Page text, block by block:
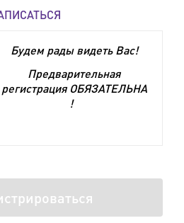
Будем рады видеть Вас!
Предварительная
регистрация ОБЯЗАТЕЛЬНА
!